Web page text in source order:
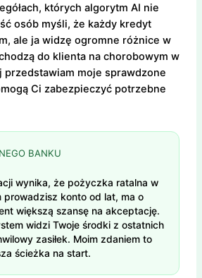
których algorytm AI nie
osób myśli, że każdy kredyt
ale ja widzę ogromne różnice w
do klienta na chorobowym w
przedstawiam moje sprawdzone
Ci zabezpieczyć potrzebne
BANKU
wynika, że pożyczka ratalna w
prowadzisz konto od lat, ma o
większą szansę na akceptację.
widzi Twoje środki z ostatnich
zasiłek. Moim zdaniem to
ścieżka na start.